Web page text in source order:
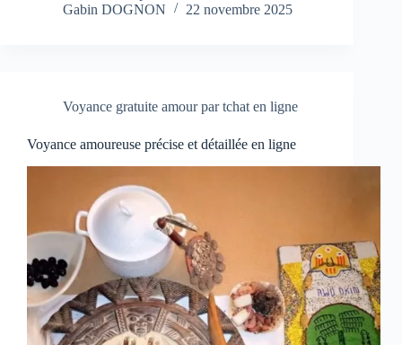
Gabin DOGNON
22 novembre 2025
Voyance gratuite amour par tchat en ligne
Voyance amoureuse précise et détaillée en ligne